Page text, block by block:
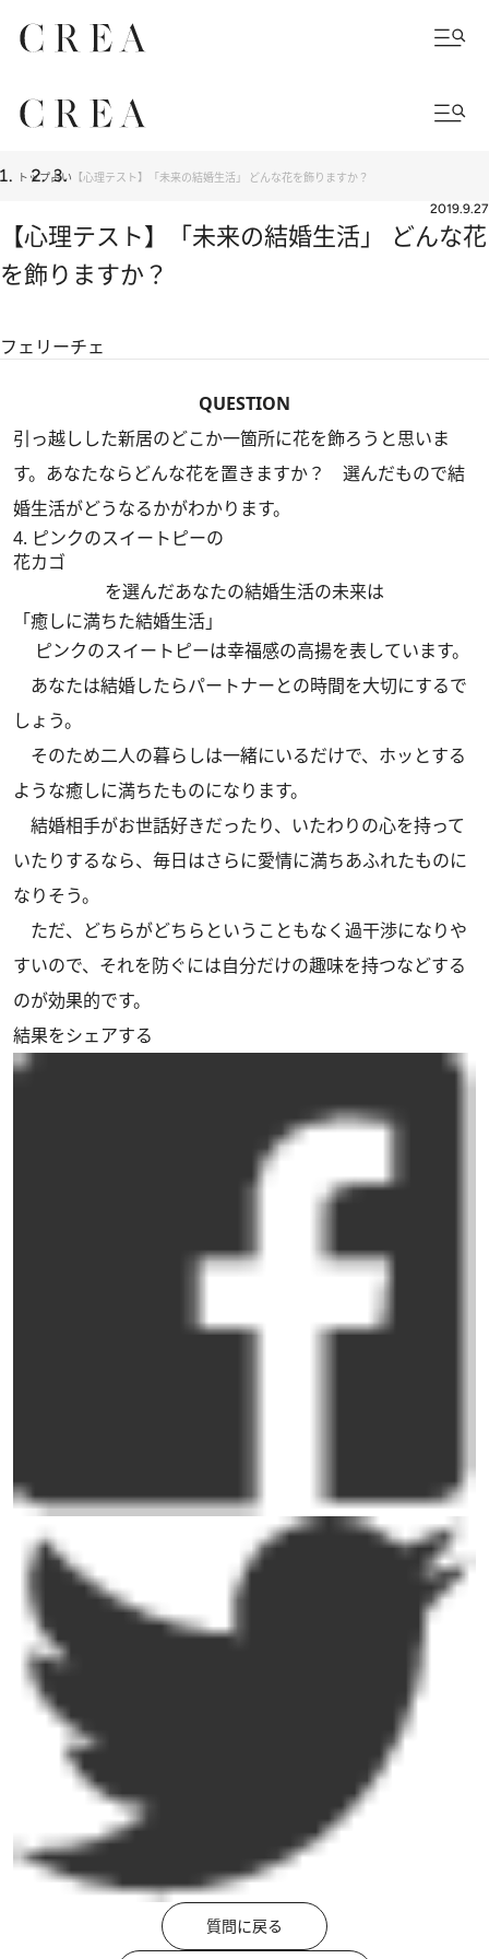
トップ占い 【心理テスト】「未来の結婚生活」 どんな花を飾りますか？
2019.9.27
【心理テスト】「未来の結婚生活」 どんな花
を飾りますか？
フェリーチェ
QUESTION
引っ越しした新居のどこか一箇所に花を飾ろうと思いま
す。あなたならどんな花を置きますか？ 選んだもので結
婚生活がどうなるかがわかります。
4. ピンクのスイートピーの
花カゴ
を選んだあなたの結婚生活の未来は
「癒しに満ちた結婚生活」
ピンクのスイートピーは幸福感の高揚を表しています。
あなたは結婚したらパートナーとの時間を大切にするで
しょう。
そのため二人の暮らしは一緒にいるだけで、ホッとする
ような癒しに満ちたものになります。
結婚相手がお世話好きだったり、いたわりの心を持って
いたりするなら、毎日はさらに愛情に満ちあふれたものに
なりそう。
ただ、どちらがどちらということもなく過干渉になりや
すいので、それを防ぐには自分だけの趣味を持つなどする
のが効果的です。
結果をシェアする
質問に戻る